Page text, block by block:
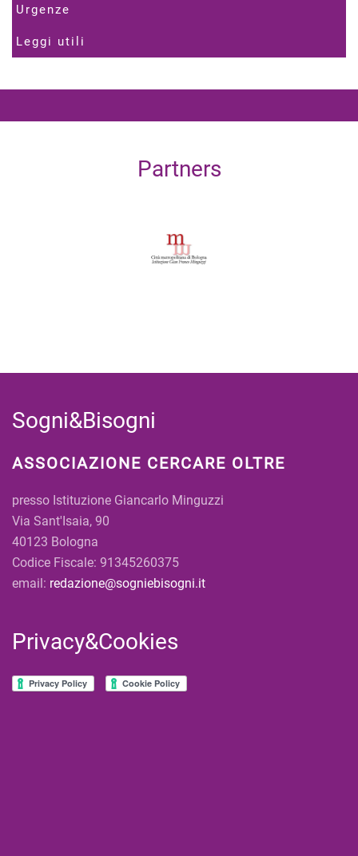
Urgenze
Leggi utili
Partners
Sogni&Bisogni
ASSOCIAZIONE CERCARE OLTRE
presso Istituzione Giancarlo Minguzzi
Via Sant'Isaia, 90
40123 Bologna
Codice Fiscale: 91345260375
email: redazione@sogniebisogni.it
Privacy&Cookies